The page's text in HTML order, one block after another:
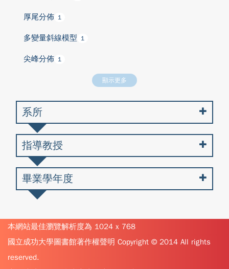
厚尾分佈 1
多變量斜線模型 1
尖峰分佈 1
顯示更多
系所
指導教授
畢業學年度
本網站最佳瀏覽解析度為 1024 x 768
國立成功大學圖書館著作權聲明 Copyright © 2014 All rights
reserved.